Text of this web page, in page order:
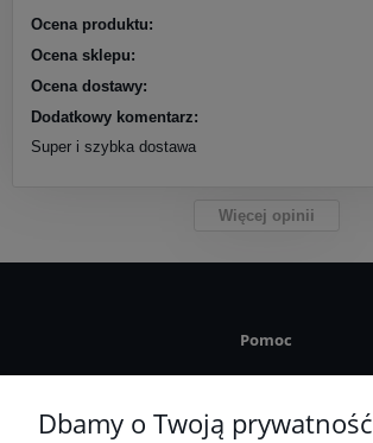
Ocena produktu:
Ocena sklepu:
Ocena dostawy:
Dodatkowy komentarz:
Super i szybka dostawa
Więcej opinii
Pomoc
Płatności i dostawa
Dbamy o Twoją prywatność